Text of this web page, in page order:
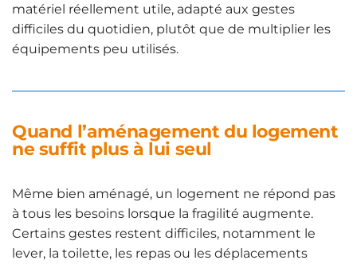
matériel réellement utile, adapté aux gestes
difficiles du quotidien, plutôt que de multiplier les
équipements peu utilisés.
Quand l’aménagement du logement
ne suffit plus à lui seul
Même bien aménagé, un logement ne répond pas
à tous les besoins lorsque la fragilité augmente.
Certains gestes restent difficiles, notamment le
lever, la toilette, les repas ou les déplacements